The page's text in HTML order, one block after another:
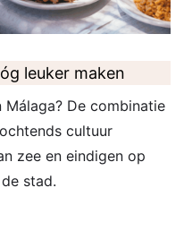
leuker maken
De combinatie
cultuur
zee en eindigen op
stad.